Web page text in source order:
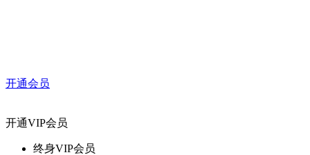
开通会员
开通VIP会员
终身VIP会员